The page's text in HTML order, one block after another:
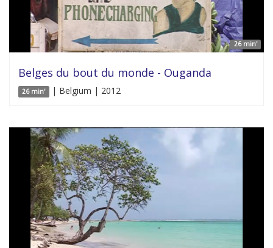
26 min'
Belges du bout du monde - Ouganda
26 min' | Belgium | 2012